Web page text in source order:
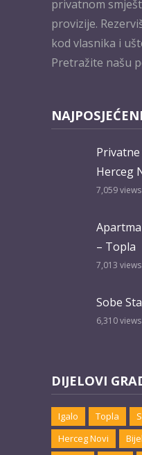
privatnom
provizije.
kod vlasnika i
Pretražite našu
Herceg
7,059views
– Topla
7,013 views
Sobe
6,310views
DIJELOVI
Igalo Topla
Herceg Novi